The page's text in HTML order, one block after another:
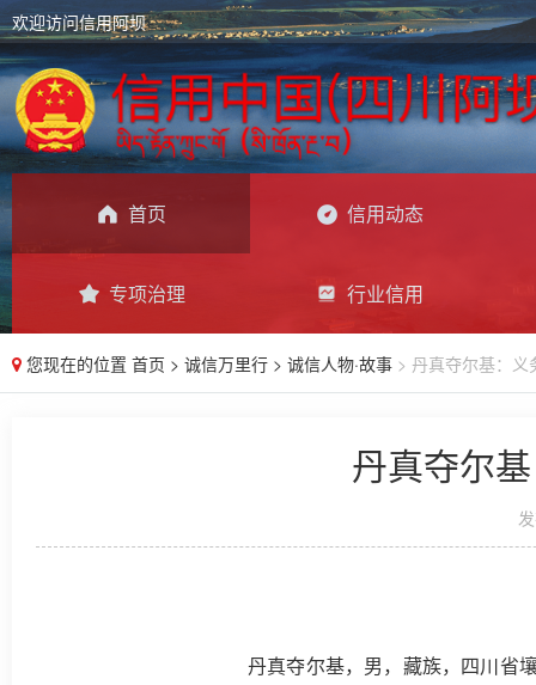
欢迎访问信用阿坝
首页 信用动态
专项治理 行业信用
您现在的位置 首页 > 诚信万里行 > 诚信人物·故事 > 丹真夺尔基：
丹真夺尔
丹真夺尔基，男，藏族，四川省壤